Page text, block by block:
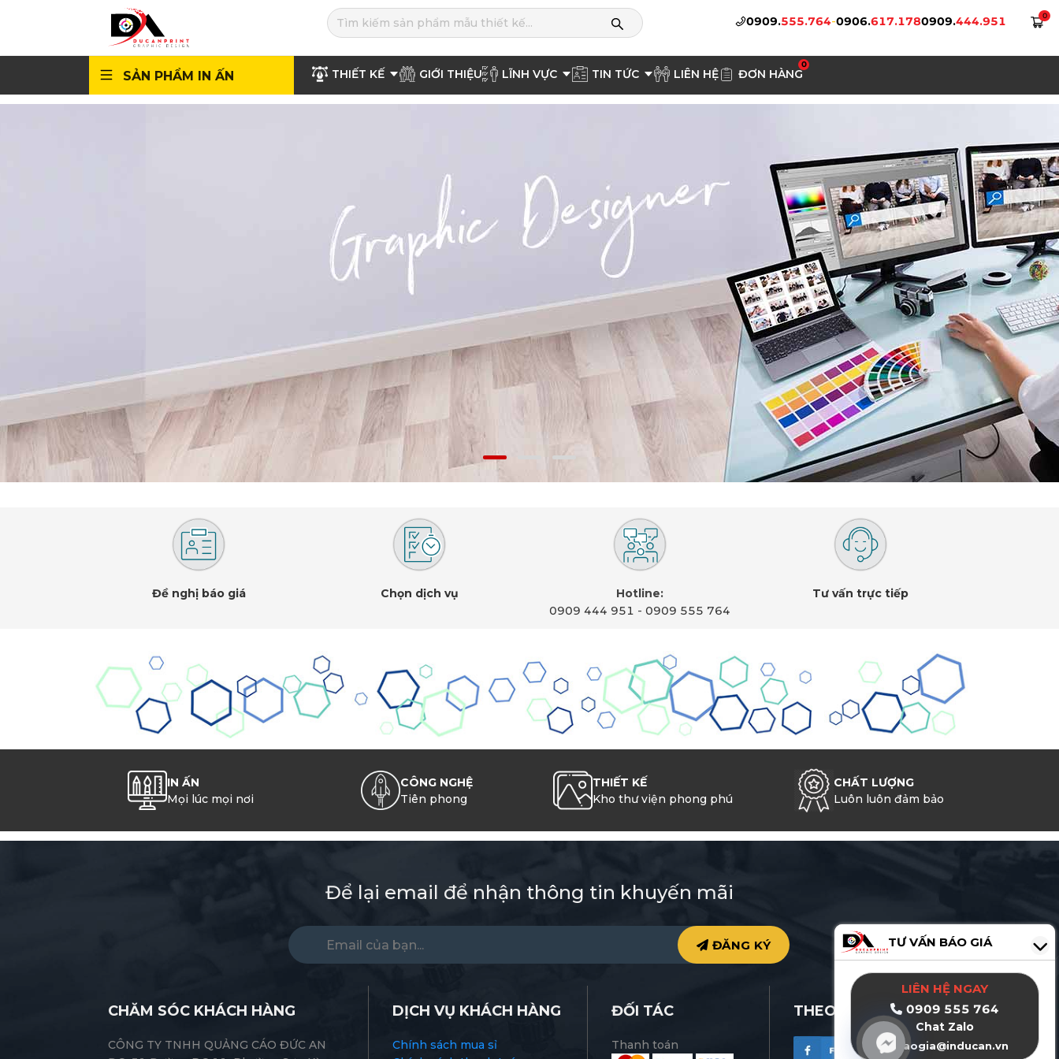
0909.555.764-0906.617.1780909.444.951 0
SẢN PHẨM IN ẤN THIẾT KẾ GIỚI THIỆU LĨNH VỰC TIN TỨC LIÊN HỆ ĐƠN HÀNG
0
Đề nghị báo giá Chọn dịch vụ
Hotline:
0909 444 951 - 0909 555 764
Tư vấn trực tiếp
IN ẤN
Mọi lúc mọi nơi
CÔNG NGHỆ
Tiên phong
THIẾT KẾ
Kho thư viện phong phú
CHẤT LƯỢNG
Luôn luôn đảm bảo
Để lại email để nhận thông tin khuyến mãi
ĐĂNG KÝ
CHĂM SÓC KHÁCH HÀNG
CÔNG TY TNHH QUẢNG CÁO ĐỨC AN
DỊCH VỤ KHÁCH HÀNG
Chính sách mua sỉ
ĐỐI TÁC
Thanh toán
THEO DÕI ĐỨC AN PRINT
TƯ VẤN BÁO GIÁ
LIÊN HỆ NGAY
0909 555 764
Chat Zalo
baogia@inducan.vn
0